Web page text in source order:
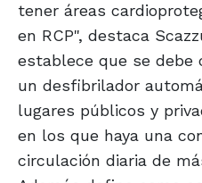
tener áreas
en RCP", destaca
establece que se debe
un desfibrilador
lugares públicos y
en los que haya una
circulación diaria de